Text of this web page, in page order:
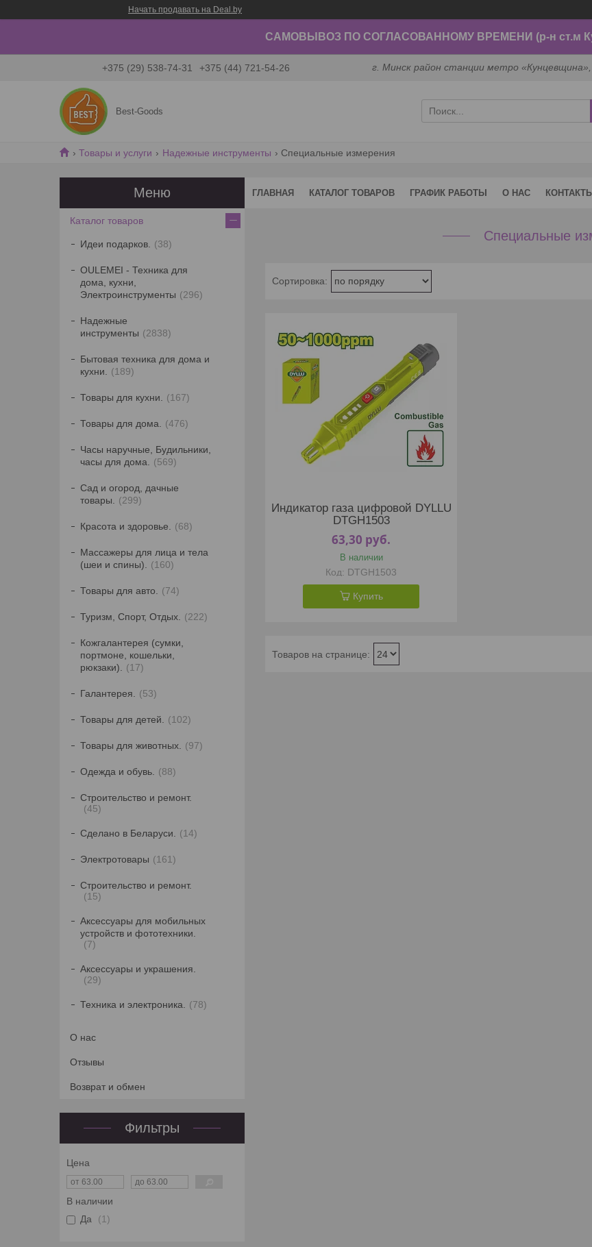
Начать продавать на Deal.by
САМОВЫВОЗ ПО СОГЛАСОВАННОМУ ВРЕМЕНИ (р-н ст.м
+375 (29) 538-74-31 +375 (44) 721-54-26 г. Минск район станции метро
Best-Goods
Товары и услуги Надежные инструменты Специальные измерения
ГЛАВНАЯ КАТАЛОГ ТОВАРОВ ГРАФИК РАБОТЫ О НАС КОНТАКТЫ
Специальные
Индикатор газа цифровой DYLLU
DTGH1503
63,30 руб.
В наличии
DTGH1503
Купить
Каталог товаров
Идеи подарков. 38
OULEMEI - Техника для
дома, кухни,
Электроинструменты
296
Надежные
инструменты
2838
Бытовая техника для дома и
кухни.
189
Товары для кухни. 167
Товары для дома. 476
Часы наручные, Будильники,
часы для дома.
569
Сад и огород, дачные
товары.
299
Красота и здоровье. 68
Массажеры для лица и тела
(шеи и спины).
160
Товары для авто. 74
Туризм, Спорт, Отдых. 222
Кожгалантерея (сумки,
портмоне, кошельки,
рюкзаки).
17
Галантерея. 53
Товары для детей. 102
Товары для животных. 97
Одежда и обувь. 88
Строительство и ремонт.
45
Сделано в Беларуси. 14
Электротовары 161
Строительство и ремонт.
15
Аксессуары для мобильных
устройств и фототехники.
7
Аксессуары и украшения.
29
Техника и электроника. 78
О нас
Отзывы
Возврат и обмен
Фильтры
Цена
В наличии
Да
1